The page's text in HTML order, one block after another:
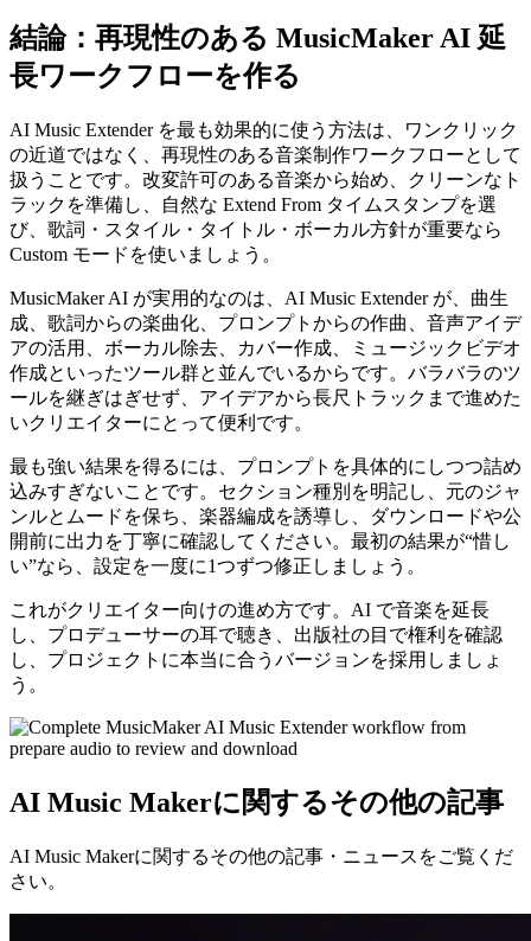
結論：再現性のある MusicMaker AI 延
長ワークフローを作る
AI Music Extender を最も効果的に使う方法は、ワンクリック
の近道ではなく、再現性のある音楽制作ワークフローとして
扱うことです。改変許可のある音楽から始め、クリーンなト
ラックを準備し、自然な Extend From タイムスタンプを選
び、歌詞・スタイル・タイトル・ボーカル方針が重要なら
Custom モードを使いましょう。
MusicMaker AI が実用的なのは、AI Music Extender が、曲生
成、歌詞からの楽曲化、プロンプトからの作曲、音声アイデ
アの活用、ボーカル除去、カバー作成、ミュージックビデオ
作成といったツール群と並んでいるからです。バラバラのツ
ールを継ぎはぎせず、アイデアから長尺トラックまで進めた
いクリエイターにとって便利です。
最も強い結果を得るには、プロンプトを具体的にしつつ詰め
込みすぎないことです。セクション種別を明記し、元のジャ
ンルとムードを保ち、楽器編成を誘導し、ダウンロードや公
開前に出力を丁寧に確認してください。最初の結果が“惜し
い”なら、設定を一度に1つずつ修正しましょう。
これがクリエイター向けの進め方です。AI で音楽を延長
し、プロデューサーの耳で聴き、出版社の目で権利を確認
し、プロジェクトに本当に合うバージョンを採用しましょ
う。
AI Music Makerに関するその他の記事
AI Music Makerに関するその他の記事・ニュースをご覧くだ
さい。